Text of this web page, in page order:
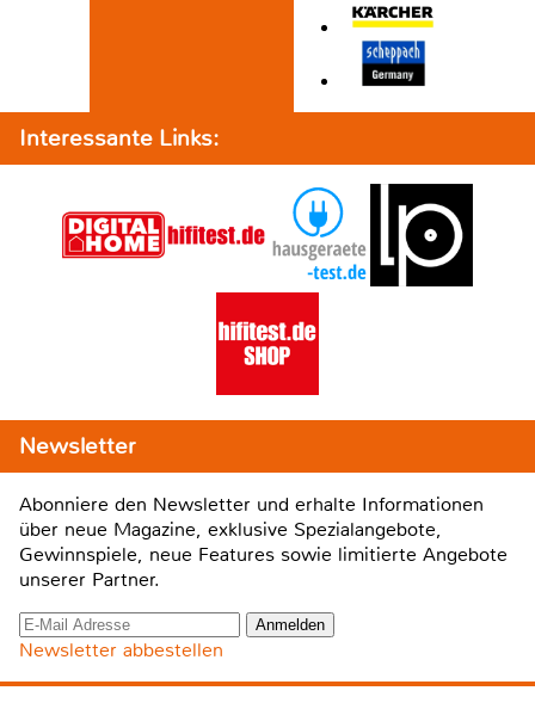
Interessante Links:
Newsletter
Abonniere den Newsletter und erhalte Informationen
über neue Magazine, exklusive Spezialangebote,
Gewinnspiele, neue Features sowie limitierte Angebote
unserer Partner.
Newsletter abbestellen